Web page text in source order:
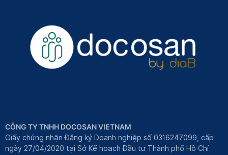
CÔNG TY TNHH DOCOSAN VIETNAM
Giấy chứng nhận Đăng ký Doanh nghiệp số 0316247099, cấp
ngày 27/04/2020 tại Sở Kế hoạch Đầu tư Thành phố Hồ Chí